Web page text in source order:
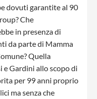
dovuti garantite al 90
Che
in presenza di
da parte di Mamma
Quella
e Gardini allo scopo di
per 99 anni proprio
ma senza che